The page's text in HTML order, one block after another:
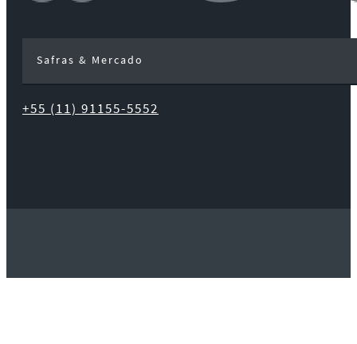
Safras & Mercado
+55 (11) 91155-5552